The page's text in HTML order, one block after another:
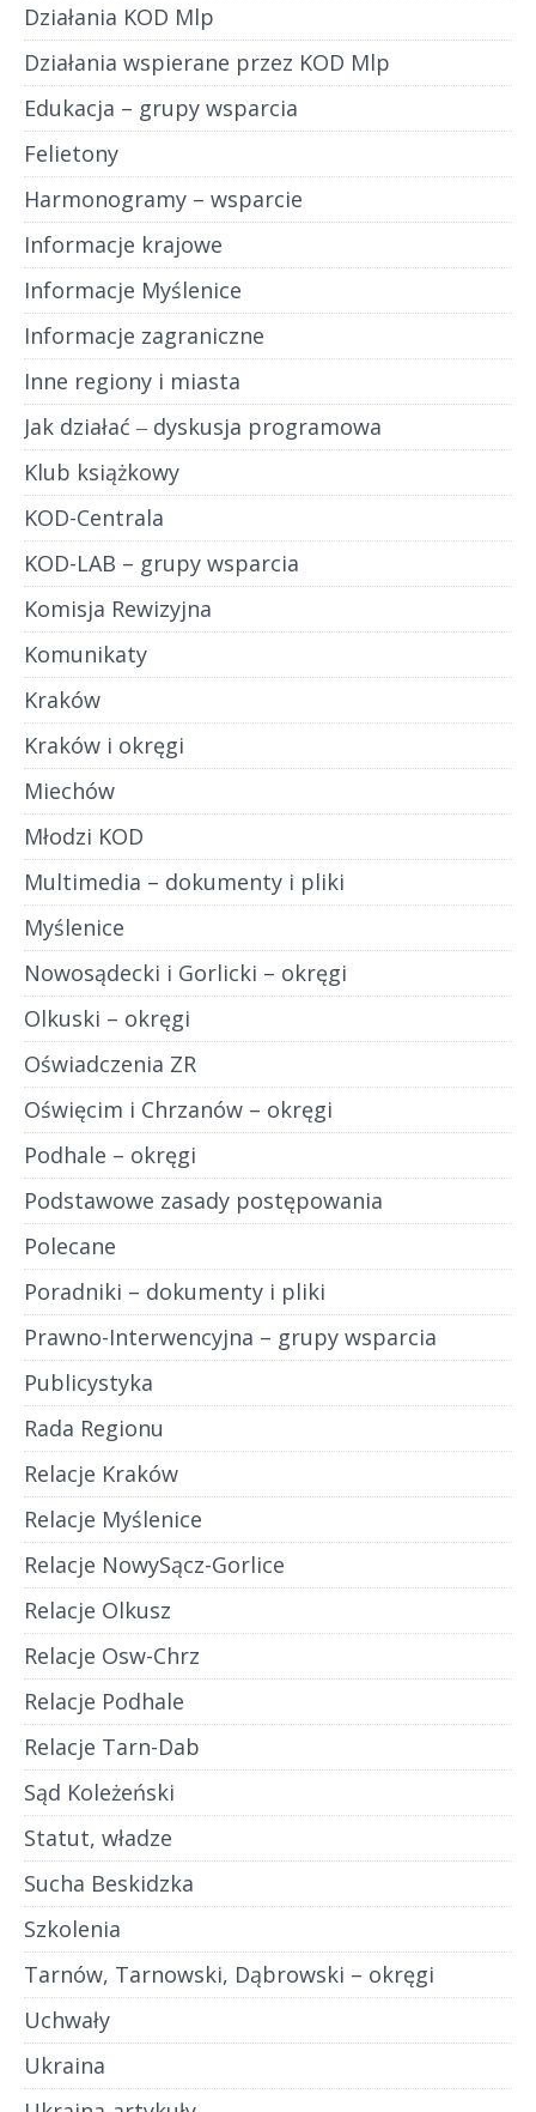
Działania KOD Mlp
Działania wspierane przez KOD Mlp
Edukacja – grupy wsparcia
Felietony
Harmonogramy – wsparcie
Informacje krajowe
Informacje Myślenice
Informacje zagraniczne
Inne regiony i miasta
Jak działać ‒ dyskusja programowa
Klub książkowy
KOD-Centrala
KOD-LAB – grupy wsparcia
Komisja Rewizyjna
Komunikaty
Kraków
Kraków i okręgi
Miechów
Młodzi KOD
Multimedia – dokumenty i pliki
Myślenice
Nowosądecki i Gorlicki – okręgi
Olkuski – okręgi
Oświadczenia ZR
Oświęcim i Chrzanów – okręgi
Podhale – okręgi
Podstawowe zasady postępowania
Polecane
Poradniki – dokumenty i pliki
Prawno-Interwencyjna – grupy wsparcia
Publicystyka
Rada Regionu
Relacje Kraków
Relacje Myślenice
Relacje NowySącz-Gorlice
Relacje Olkusz
Relacje Osw-Chrz
Relacje Podhale
Relacje Tarn-Dab
Sąd Koleżeński
Statut, władze
Sucha Beskidzka
Szkolenia
Tarnów, Tarnowski, Dąbrowski – okręgi
Uchwały
Ukraina